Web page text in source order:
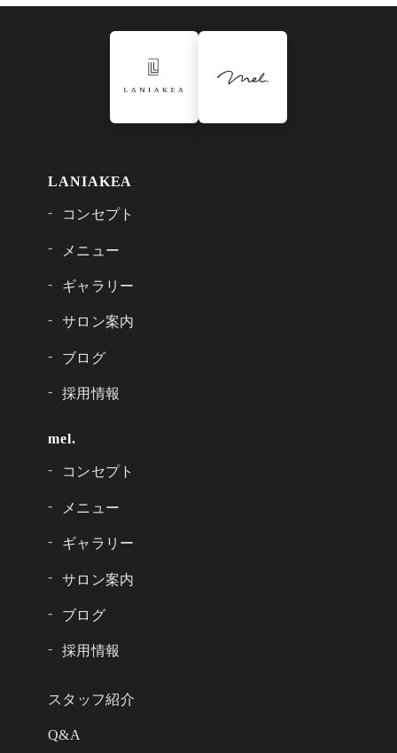
LANIAKEA
コンセプト
メニュー
ギャラリー
サロン案内
ブログ
採用情報
mel.
コンセプト
メニュー
ギャラリー
サロン案内
ブログ
採用情報
スタッフ紹介
Q&A